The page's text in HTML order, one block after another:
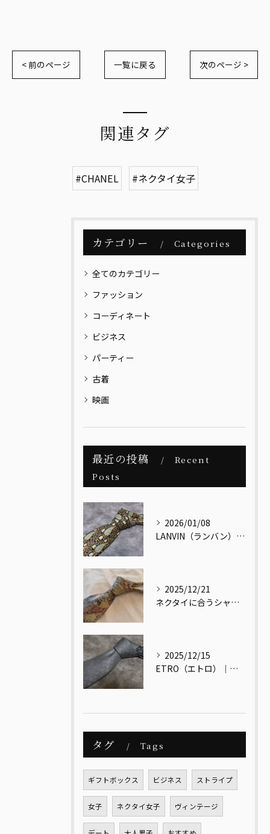
< 前のページ 一覧に戻る 次のページ >
関連タグ
#CHANEL #ネクタイ女子
カテゴリー Categories
全てのカテゴリー
ファッション
コーディネート
ビジネス
パーティー
古着
映画
最近の投稿
Recent
Posts
2026/01/08
LANVIN（ランバン）｜メンズヴィンテージの視点で読み解く、最古のクチュールメゾン
2025/12/21
ネクタイに合うシャツ・合わないシャツとは？
2025/12/15
ETRO（エトロ）｜色と文化をまとう、大人のためのイタリアンエレガンス
タグ Tags
ギフトボックス ビジネス ストライプ
女子 ネクタイ女子 ヴィンテージ